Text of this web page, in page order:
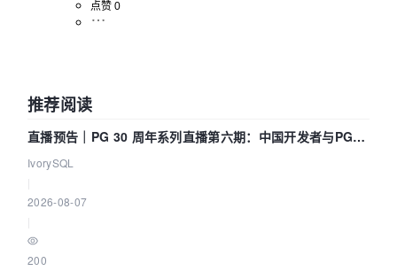
点赞 0
推荐阅读
直播预告｜PG 30 周年系列直播第六期：中国开发者与PG内
核——我们改得动吗？我们贡献了什么？
IvorySQL
2026-08-07
200